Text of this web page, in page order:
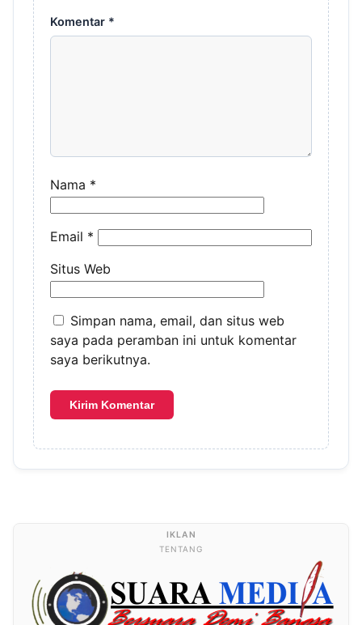
Komentar *
Nama *
Email *
Situs Web
Simpan nama, email, dan situs web
saya pada peramban ini untuk komentar
saya berikutnya.
TENTANG